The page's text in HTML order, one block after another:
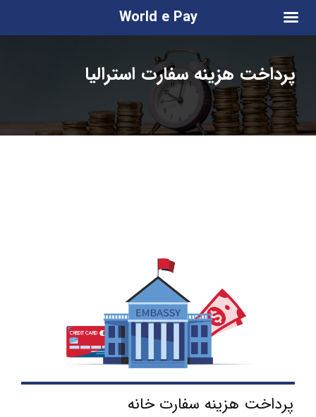
پرداخت هزینه سفارت استرالیا
پرداخت هزینه سفارت خانه
World e Pay